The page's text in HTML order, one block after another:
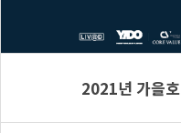
2021년 가을호